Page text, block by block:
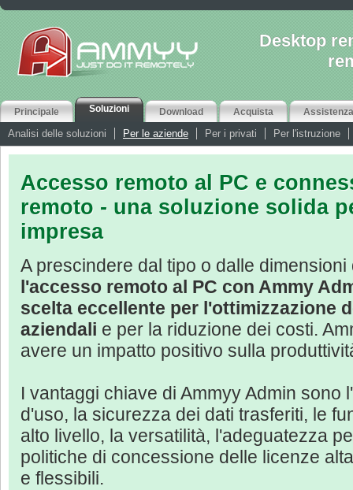
Desktop
Principale Soluzioni Download Acquista Assistenza
Analisi delle soluzioni Per le aziende Per i privati Per l'istruzione
Accesso remoto al PC e
remoto - una soluzione solida
impresa
A prescindere dal tipo o dalle
l'accesso remoto al PC con Ammy
scelta eccellente per l'ottimizzazione
aziendali e per la riduzione dei costi.
avere un impatto positivo sulla
I vantaggi chiave di Ammyy Admin sono
d'uso, la sicurezza dei dati trasferiti, le
alto livello, la versatilità, l'adeguatezza
politiche di concessione delle licenze
e flessibili.